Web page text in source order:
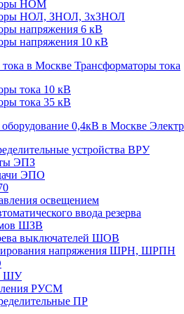
НОМ
НОЛ, ЗНОЛ, 3хЗНОЛ
напряжения 6 кВ
напряжения 10 кВ
Трансформаторы тока
тока 10 кВ
тока 35 кВ
устройства ВРУ
ЭПЗ
ЭПО
освещением
ввода резерва
ШЗВ
выключателей ШОВ
напряжения ШРН, ШРПН
ШУ
РУСМ
ПР